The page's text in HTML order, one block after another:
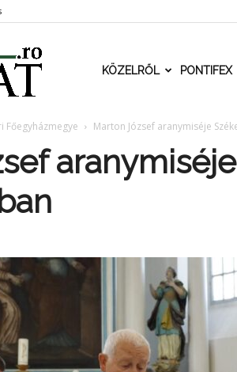
RomKat.roKÖZELRŐL PONTIFEX
Főegyházmegye Marton József aranymiséje
aranymiséje